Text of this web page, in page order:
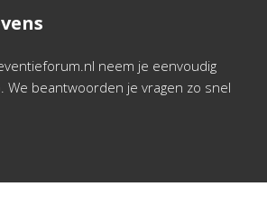
neem je eenvoudig
We beantwoorden je vragen zo snel